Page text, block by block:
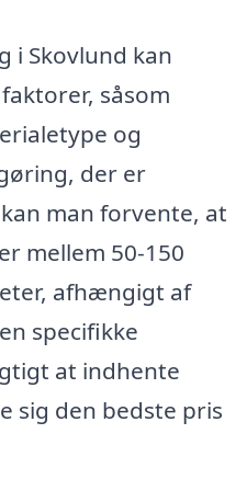
i Skovlund kan
såsom
og
der er
man forvente, at
mellem 50-150
afhængigt af
specifikke
at indhente
sig den bedste pris